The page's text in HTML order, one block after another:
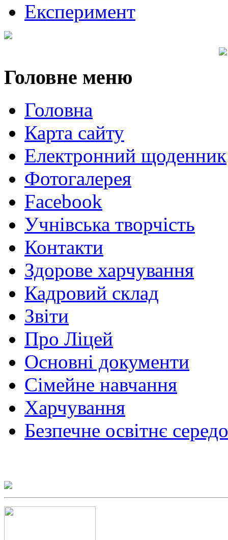
Експеримент
Головне меню
Головна
Карта сайту
Електронний щоденник
Фотогалерея
Facebook
Учнівська творчість
Контакти
Здорове харчування
Кадровий склад
Звіти
Про Ліцей
Основні документи
Сімейне навчання
Харчування
Безпечне освітнє